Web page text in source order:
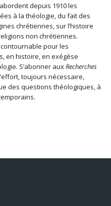
abordent depuis 1910 les
à la théologie, du fait des
chrétiennes, sur l’histoire
non chrétiennes.
pour les
en histoire, en exégèse
S’abonner auxRecherches
toujours nécessaire,
des questions théologiques, à